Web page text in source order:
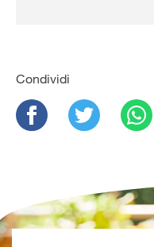
Condividi